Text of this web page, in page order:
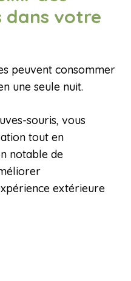
dans votre
peuvent consommer
une seule nuit.
souris, vous
tout en
notable de
extérieure